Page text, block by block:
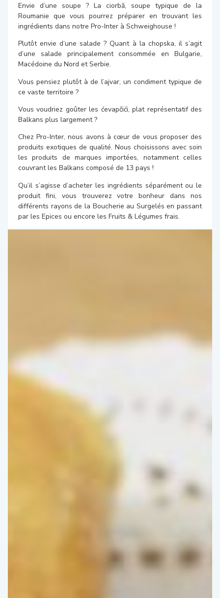
Envie d’une soupe ? La ciorbă, soupe typique de la
Roumanie que vous pourrez préparer en trouvant les
ingrédients dans notre Pro-Inter à Schweighouse !
Plutôt envie d’une salade ? Quant à la chopska, il s’agit
d’une salade principalement consommée en Bulgarie,
Macédoine du Nord et Serbie.
Vous pensiez plutôt à de l’ajvar, un condiment typique de
ce vaste territoire ?
Vous voudriez goûter les ćevapčići, plat représentatif des
Balkans plus largement ?
Chez Pro-Inter, nous avons à cœur de vous proposer des
produits exotiques de qualité. Nous choisissons avec soin
les produits de marques importées, notamment celles
couvrant les Balkans composé de 13 pays !
Qu’il s’agisse d’acheter les ingrédients séparément ou le
produit fini, vous trouverez votre bonheur dans nos
différents rayons de la Boucherie au Surgelés en passant
par les Epices ou encore les Fruits & Légumes frais.